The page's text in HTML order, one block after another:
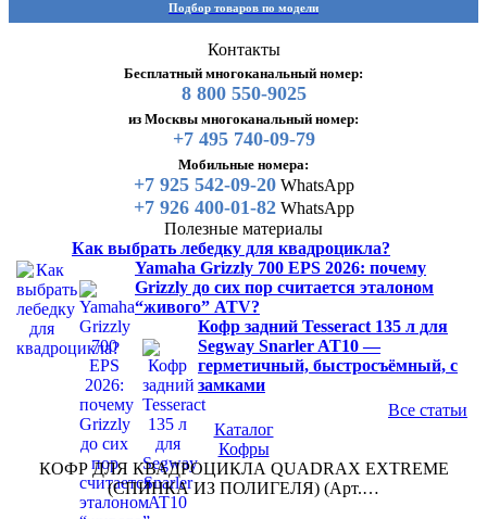
Подбор товаров по модели
Контакты
Бесплатный многоканальный номер:
8 800 550-9025
из Москвы многоканальный номер:
+7 495 740-09-79
Мобильные номера:
+7 925 542-09-20WhatsApp
+7 926 400-01-82WhatsApp
Полезные материалы
Как выбрать лебедку для квадроцикла?
Yamaha Grizzly 700 EPS 2026: почему
Grizzly до сих пор считается эталоном
“живого” ATV?
Кофр задний Tesseract 135 л для
Segway Snarler AT10 —
герметичный, быстросъёмный, с
замками
Все статьи
Каталог
Кофры
КОФР ДЛЯ КВАДРОЦИКЛА QUADRAX EXTREME
(СПИНКА ИЗ ПОЛИГЕЛЯ) (Арт.…